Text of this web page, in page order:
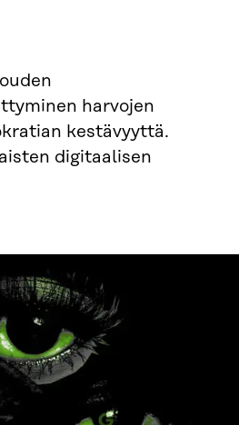
harvojen
kestävyyttä.
digitaalisen